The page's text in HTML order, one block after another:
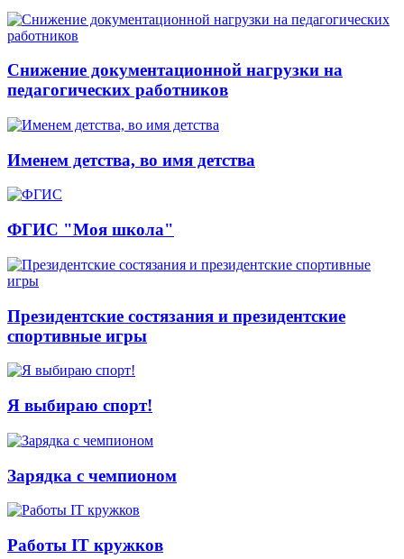
Снижение документационной нагрузки на
педагогических работников
Именем детства, во имя детства
ФГИС "Моя школа"
Президентские состязания и президентские
спортивные игры
Я выбираю спорт!
Зарядка с чемпионом
Работы IT кружков